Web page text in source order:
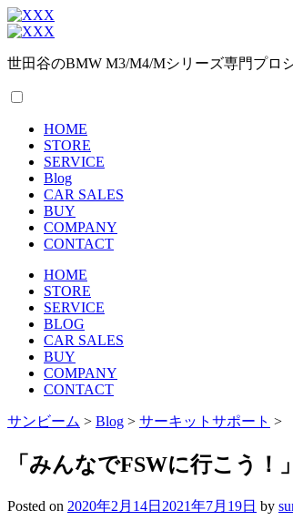
世田谷のBMW M3/M4/Mシリーズ専門プロ
HOME
STORE
SERVICE
Blog
CAR SALES
BUY
COMPANY
CONTACT
HOME
STORE
SERVICE
BLOG
CAR SALES
BUY
COMPANY
CONTACT
サンビーム > Blog > サーキットサポート >
「みんなでFSWに行こう！
Posted on 2020年2月14日 2021年7月19日 by